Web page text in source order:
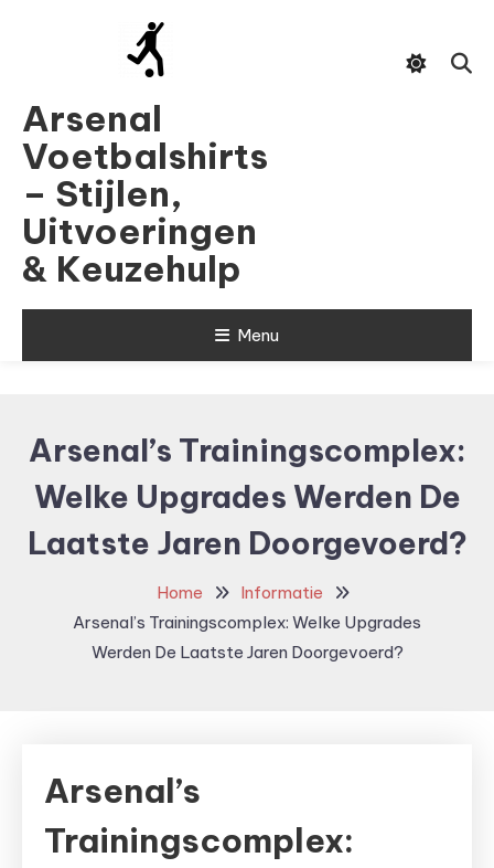
Arsenal
Voetbalshirts
– Stijlen,
Uitvoeringen
& Keuzehulp
Menu
Arsenal’s Trainingscomplex:
Welke Upgrades Werden De
Laatste Jaren Doorgevoerd?
Home
Informatie
Arsenal’s Trainingscomplex: Welke Upgrades
Werden De Laatste Jaren Doorgevoerd?
Arsenal’s
Trainingscomplex: